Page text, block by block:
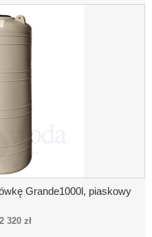
Grande1000l, piaskowy
2 320 zł